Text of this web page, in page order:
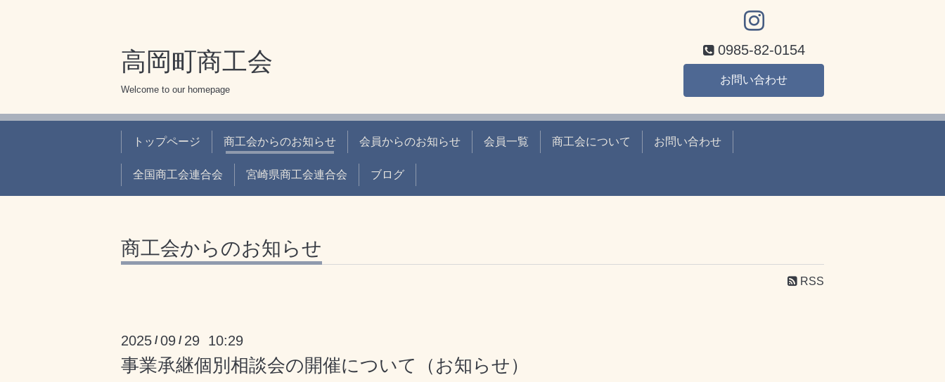
高岡町商工会
Welcome to our homepage
0985-82-0154
お問い合わせ
トップページ 商工会からのお知らせ 会員からのお知らせ 会員一覧 商工会について お問い合わせ
全国商工会連合会 宮崎県商工会連合会 ブログ
商工会からのお知らせ
RSS
2025 /09 / 29 10:29
事業承継個別相談会の開催について（お知らせ）